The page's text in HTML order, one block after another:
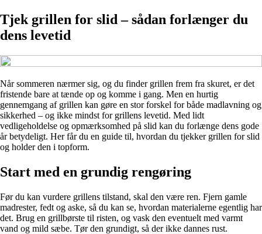
Tjek grillen for slid – sådan forlænger du
dens levetid
Når sommeren nærmer sig, og du finder grillen frem fra skuret, er det
fristende bare at tænde op og komme i gang. Men en hurtig
gennemgang af grillen kan gøre en stor forskel for både madlavning og
sikkerhed – og ikke mindst for grillens levetid. Med lidt
vedligeholdelse og opmærksomhed på slid kan du forlænge dens gode
år betydeligt. Her får du en guide til, hvordan du tjekker grillen for slid
og holder den i topform.
Start med en grundig rengøring
Før du kan vurdere grillens tilstand, skal den være ren. Fjern gamle
madrester, fedt og aske, så du kan se, hvordan materialerne egentlig har
det. Brug en grillbørste til risten, og vask den eventuelt med varmt
vand og mild sæbe. Tør den grundigt, så der ikke dannes rust.